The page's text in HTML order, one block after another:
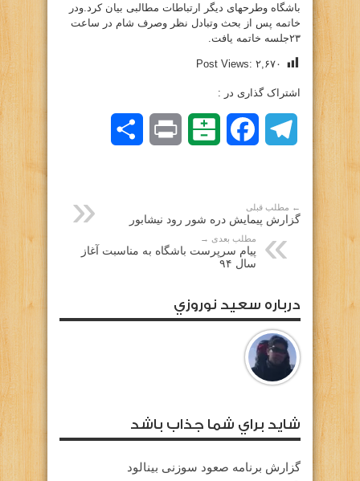
باشگاه وطرحهای دیگر ارتباطات مطالبی بیان کرد.ودر
خاتمه پس از بحث وتبادل نظر وصرف شام در ساعت
۲۳جلسه خاتمه یافت.
Post Views: ۲,۶۷۰
اشتراک گذاری در :
Telegram
Facebook
Balatarin
Print
← مطلب قبلی
گزارش پیمایش دره شور رود نیشابور
مطلب بعدی →
پیام سرپرست باشگاه به مناسبت آغاز
سال ۹۴
درباره سعيد نوروزي
شايد براي شما جذاب باشد
گزارش برنامه صعود سوزنی بینالود